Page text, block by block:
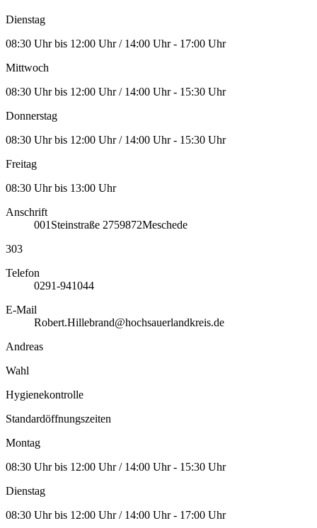
Dienstag
08:30 Uhr bis 12:00 Uhr / 14:00 Uhr - 17:00 Uhr
Mittwoch
08:30 Uhr bis 12:00 Uhr / 14:00 Uhr - 15:30 Uhr
Donnerstag
08:30 Uhr bis 12:00 Uhr / 14:00 Uhr - 15:30 Uhr
Freitag
08:30 Uhr bis 13:00 Uhr
Anschrift
001 Steinstraße 2759872Meschede
303
Telefon
0291-941044
E-Mail
Robert.Hillebrand@hochsauerlandkreis.de
Andreas
Wahl
Hygienekontrolle
Standardöffnungszeiten
Montag
08:30 Uhr bis 12:00 Uhr / 14:00 Uhr - 15:30 Uhr
Dienstag
08:30 Uhr bis 12:00 Uhr / 14:00 Uhr - 17:00 Uhr